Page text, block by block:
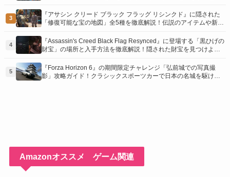
3
『アサシン クリード ブラック フラッグ リシンクド』に隠された
「修復可能な宝の地図」全5種を徹底解説！伝説のアイテムや新衣
介！
4
『Assassin's Creed Black Flag Resynced』に登場する「黒ひげの
財宝」の場所と入手方法を徹底解説！隠された財宝を見つけよ
5
『Forza Horizon 6』の期間限定チャレンジ「弘前城での写真撮
影」攻略ガイド！クラシックスポーツカーで日本の名城を駆け巡
Amazonオススメ ゲーム関連